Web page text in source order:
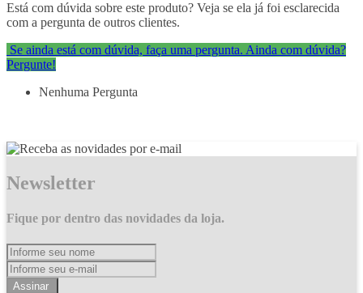
Está com dúvida sobre este produto? Veja se ela já foi esclarecida
com a pergunta de outros clientes.
Se ainda está com dúvida, faça uma pergunta. Ainda com dúvida?
Pergunte!
Nenhuma Pergunta
Newsletter
Fique por dentro das novidades da loja.
Assinar